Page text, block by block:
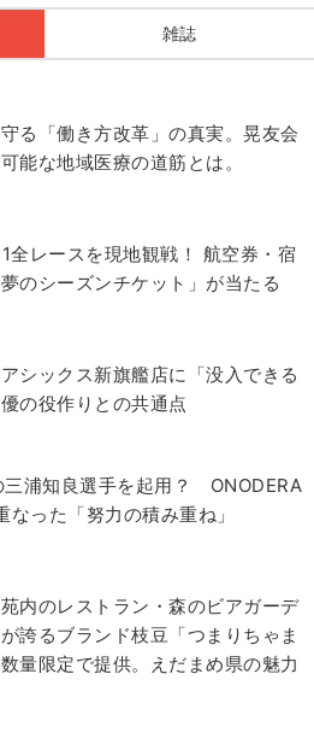
雑誌
る「働き方改革」の真実。晃友会
能な地域医療の道筋とは。
全レースを現地観戦！ 航空券・宿
のシーズンチケット」が当たる
シックス新旗艦店に「没入できる
の役作りとの共通点
三浦知良選手を起用？ ONODERA
なった「努力の積み重ね」
内のレストラン・森のビアガーデ
誇るブランド枝豆「つまりちゃま
量限定で提供。えだまめ県の魅力